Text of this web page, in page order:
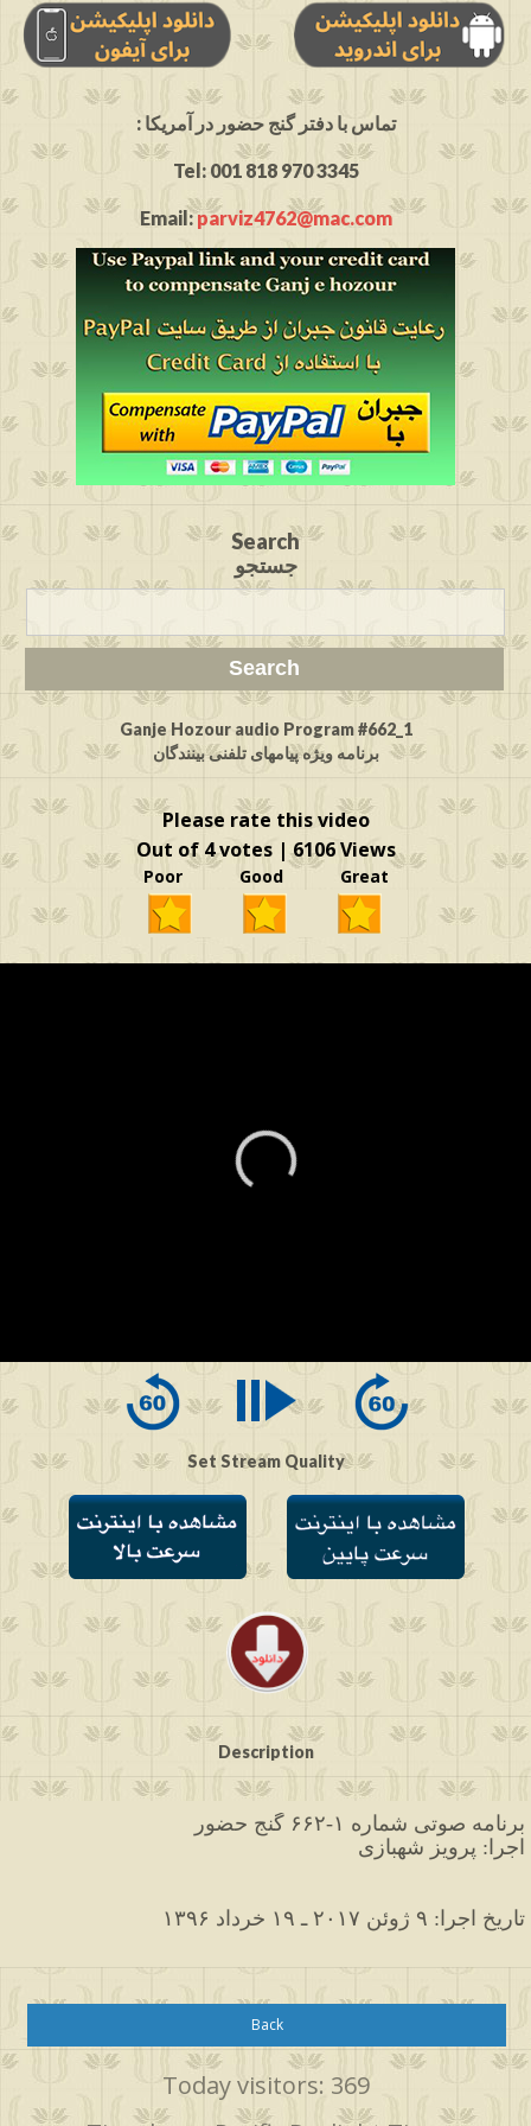
: تماس با دفتر گنج حضور در آمریکا
Tel: 001 818 970 3345
Email:parviz4762@mac.com
Search
جستجو
Ganje Hozour audio Program #662_1
برنامه ویژه پیامهای تلفنی بینندگان
Please rate this video
Out of 4 votes | 6106 Views
Poor Good Great
of
Set Stream Quality
Description
برنامه صوتی شماره ۱-۶۶۲ گنج حضور
اجرا: پرویز شهبازی
۱۳۹۶ تاریخ اجرا: ۹ ژوئن ۲۰۱۷ ـ ۱۹ خرداد
Back
Today visitors: 369